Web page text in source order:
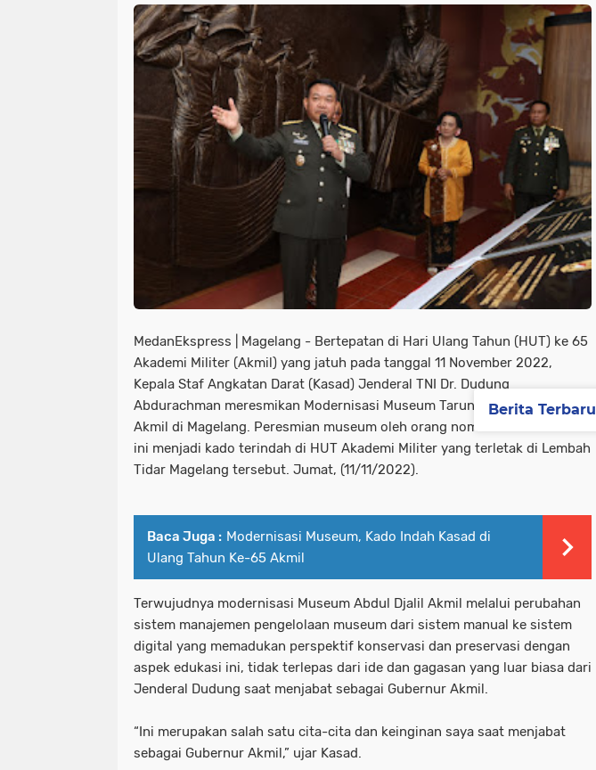
MedanEkspress | Magelang - Bertepatan di Hari Ulang Tahun (HUT) ke 65
Akademi Militer (Akmil) yang jatuh pada tanggal 11 November 2022,
Kepala Staf Angkatan Darat (Kasad) Jenderal TNI Dr. Dudung
Abdurachman meresmikan Modernisasi Museum Taruna Abdul Djalil
Akmil di Magelang. Peresmian museum oleh orang nomor satu di TNI AD
ini menjadi kado terindah di HUT Akademi Militer yang terletak di Lembah
Tidar Magelang tersebut. Jumat, (11/11/2022).
Baca Juga : Modernisasi Museum, Kado Indah Kasad di
Ulang Tahun Ke-65 Akmil
Terwujudnya modernisasi Museum Abdul Djalil Akmil melalui perubahan
sistem manajemen pengelolaan museum dari sistem manual ke sistem
digital yang memadukan perspektif konservasi dan preservasi dengan
aspek edukasi ini, tidak terlepas dari ide dan gagasan yang luar biasa dari
Jenderal Dudung saat menjabat sebagai Gubernur Akmil.
“Ini merupakan salah satu cita-cita dan keinginan saya saat menjabat
sebagai Gubernur Akmil,” ujar Kasad.
Berita Terbaru